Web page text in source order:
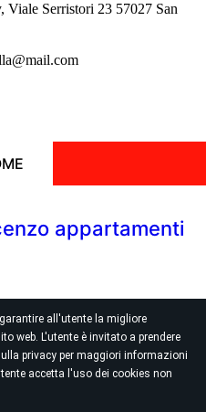
all'utente la migliore
web. L'utente è invitato a prendere
privacy per maggiori informazioni
accetta l'uso dei cookies non
Serristori 23 57027 San
appartamenti
1/3